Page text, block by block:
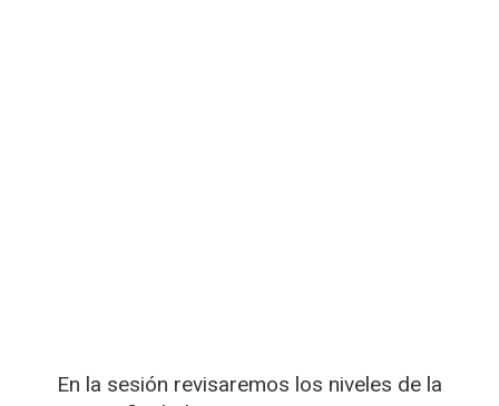
En la sesión revisaremos los niveles de la